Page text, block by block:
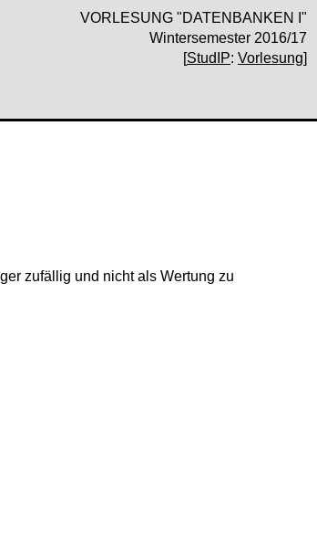
VORLESUNG "DATENBANKEN I"
Wintersemester 2016/17
[StudIP: Vorlesung]
zufällig und nicht als Wertung zu